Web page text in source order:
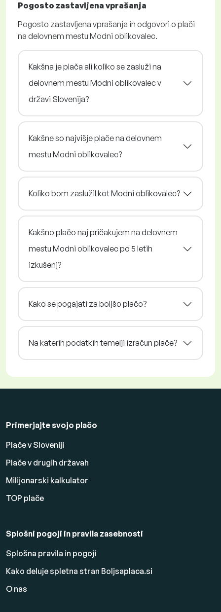
Pogosto zastavljena vprašanja
Pogosto zastavljena vprašanja in odgovori o plači
na delovnem mestu Modni oblikovalec.
Kakšna je plača ali koliko se zasluži na
delovnem mestu Modni oblikovalec v
državi Slovenija?
Kakšne so najvišje plače na delovnem
mestu Modni oblikovalec?
Koliko bom zaslužil kot Modni oblikovalec?
Kakšno plačo naj pričakujem na delovnem
mestu Modni oblikovalec po 5 letih
izkušenj?
Kako se pogajati za boljšo plačo?
Na katerih podatkih temelji izračun plače?
Primerjajte svojo plačo
Plače v Sloveniji
Plače v drugih državah
Milijonarski kalkulator
TOP plače
Splošni pogoji in pravila zasebnosti
Splošna pravila in pogoji
Kako deluje spletna stran Boljsaplaca.si
O nas